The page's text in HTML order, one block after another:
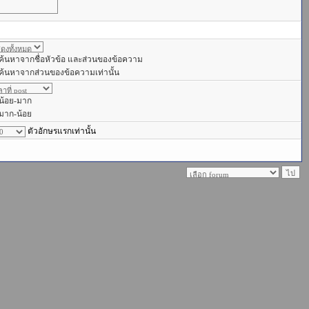
นหาจากชื่อหัวข้อ และส่วนของข้อความ
นหาจากส่วนของข้อความเท่านั้น
อย-มาก
าก-น้อย
ตัวอักษรแรกเท่านั้น